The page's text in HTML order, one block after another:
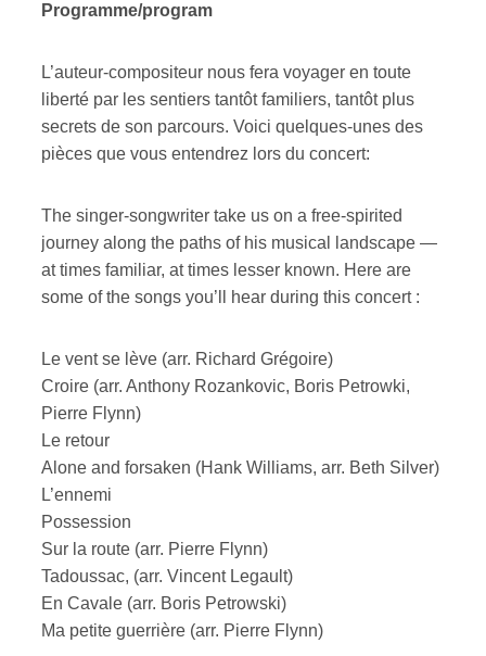
Programme/program
L’auteur-compositeur nous fera voyager en toute
liberté par les sentiers tantôt familiers, tantôt plus
secrets de son parcours. Voici quelques-unes des
pièces que vous entendrez lors du concert:
The singer-songwriter take us on a free-spirited
journey along the paths of his musical landscape —
at times familiar, at times lesser known. Here are
some of the songs you’ll hear during this concert :
Le vent se lève (arr. Richard Grégoire)
Croire (arr. Anthony Rozankovic, Boris Petrowki,
Pierre Flynn)
Le retour
Alone and forsaken (Hank Williams, arr. Beth Silver)
L’ennemi
Possession
Sur la route (arr. Pierre Flynn)
Tadoussac, (arr. Vincent Legault)
En Cavale (arr. Boris Petrowski)
Ma petite guerrière (arr. Pierre Flynn)